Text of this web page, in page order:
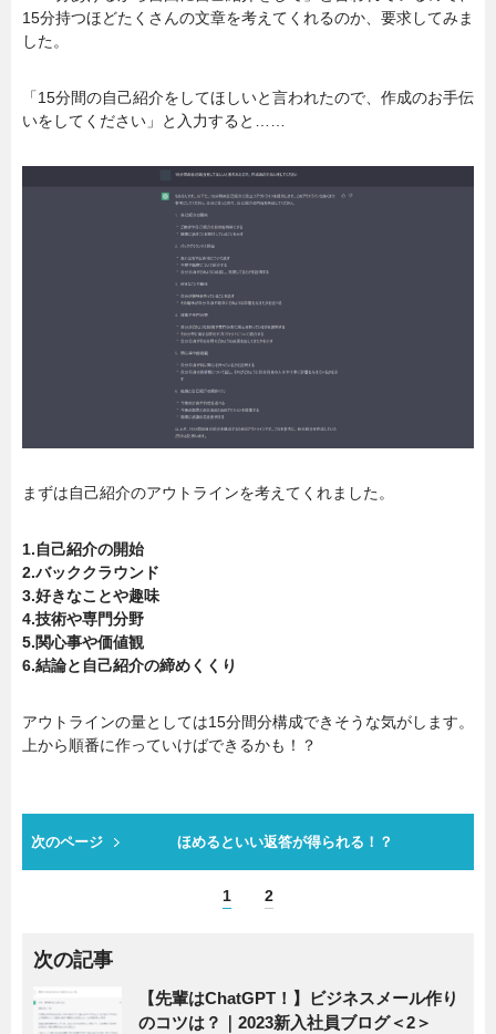
15分持つほどたくさんの文章を考えてくれるのか、要求してみま
した。
「15分間の自己紹介をしてほしいと言われたので、作成のお手伝
いをしてください」と入力すると……
まずは自己紹介のアウトラインを考えてくれました。
1.自己紹介の開始
2.バッククラウンド
3.好きなことや趣味
4.技術や専門分野
5.関心事や価値観
6.結論と自己紹介の締めくくり
アウトラインの量としては15分間分構成できそうな気がします。
上から順番に作っていけばできるかも！？
次のページ ほめるといい返答が得られる！？
1 2
次の記事
【先輩はChatGPT！】ビジネスメール作り
のコツは？｜2023新入社員ブログ＜2＞